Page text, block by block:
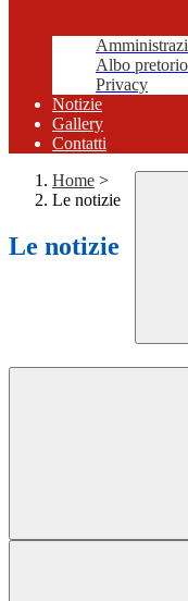
Albo
Privacy
Notizie
Gallery
Contatti
Home >
Le notizie
Le notizie